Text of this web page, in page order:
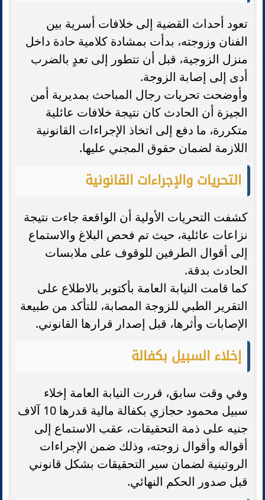
تعود أحداث القضية إلى خلافات أسرية بين
الفنان وزوجته، بدأت بمشادة كلامية حادة داخل
منزل الزوجية، قبل أن تتطور إلى تعدٍ بالضرب
أدى إلى إصابة الزوجة.
وأوضحت تحريات رجال المباحث بمديرية أمن
الجيزة أن الحادث كان نتيجة خلافات عائلية
متكررة، ما دفع إلى اتخاذ الإجراءات القانونية
اللازمة لضمان حقوق المجني عليها.
التحريات والإجراءات القانونية
كشفت التحريات الأولية أن الواقعة جاءت نتيجة
نزاعات عائلية، حيث تم فحص البلاغ والاستماع
إلى أقوال الطرفين للوقوف على ملابسات
الحادث بدقة.
كما قامت النيابة العامة بأكتوبر بالاطلاع على
التقرير الطبي للزوجة المصابة، للتأكد من طبيعة
الإصابات وأثرها، قبل إصدار قرارها القانوني.
إخلاء السبيل بكفالة
وفي وقت سابق، قررت النيابة العامة إخلاء
سبيل محمود حجازي بكفالة مالية قدرها 10 آلاف
جنيه على ذمة التحقيقات، عقب الاستماع إلى
أقواله وأقوال زوجته، وذلك ضمن الإجراءات
الروتينية لضمان سير التحقيقات بشكل قانوني
قبل صدور الحكم النهائي.